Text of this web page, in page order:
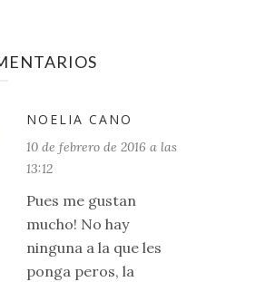
NOELIA CANO
10 de febrero de 2016 a las
13:12
Pues me gustan
mucho! No hay
ninguna a la que les
ponga peros, la